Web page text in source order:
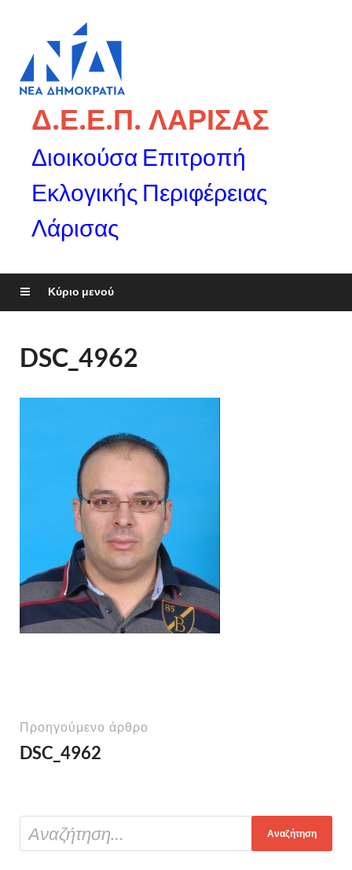
Δ.Ε.Ε.Π. ΛΑΡΙΣΑΣ
Διοικούσα Επιτροπή
Εκλογικής Περιφέρειας
Λάρισας
Κύριο μενού
DSC_4962
Προηγούμενο άρθρο
DSC_4962